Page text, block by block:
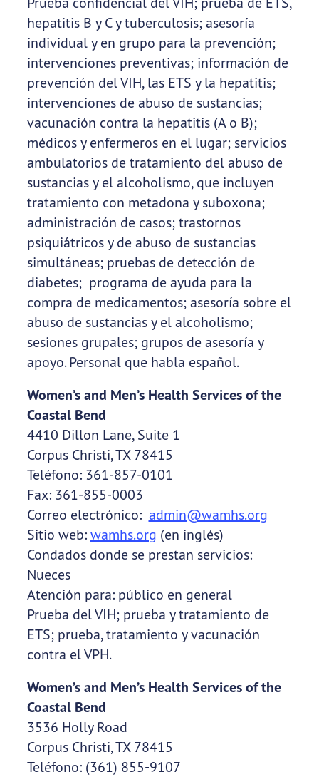
hepatitis B y C y tuberculosis; asesoría
individual y en grupo para la prevención;
intervenciones preventivas; información de
prevención del VIH, las ETS y la hepatitis;
intervenciones de abuso de sustancias;
vacunación contra la hepatitis (A o B);
médicos y enfermeros en el lugar; servicios
ambulatorios de tratamiento del abuso de
sustancias y el alcoholismo, que incluyen
tratamiento con metadona y suboxona;
administración de casos; trastornos
psiquiátricos y de abuso de sustancias
simultáneas; pruebas de detección de
diabetes; programa de ayuda para la
compra de medicamentos; asesoría sobre el
abuso de sustancias y el alcoholismo;
sesiones grupales; grupos de asesoría y
apoyo. Personal que habla español.
Women’s and Men’s Health Services of the
Coastal Bend
4410 Dillon Lane, Suite 1
Corpus Christi, TX 78415
Teléfono: 361-857-0101
Fax: 361-855-0003
Correo electrónico: admin@wamhs.org
Sitio web: wamhs.org (en inglés)
Condados donde se prestan servicios:
Nueces
Atención para: público en general
Prueba del VIH; prueba y tratamiento de
ETS; prueba, tratamiento y vacunación
contra el VPH.
Women’s and Men’s Health Services of the
Coastal Bend
3536 Holly Road
Corpus Christi, TX 78415
Teléfono: (361) 855-9107